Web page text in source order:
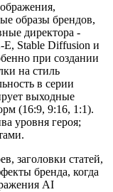
образы брендов,
директора -
E, Stable Diffusion и
при создании
на стиль
в серии
выходные
(16:9, 9:16, 1:1).
уровня героя;
заголовки статей,
бренда, когда
AI